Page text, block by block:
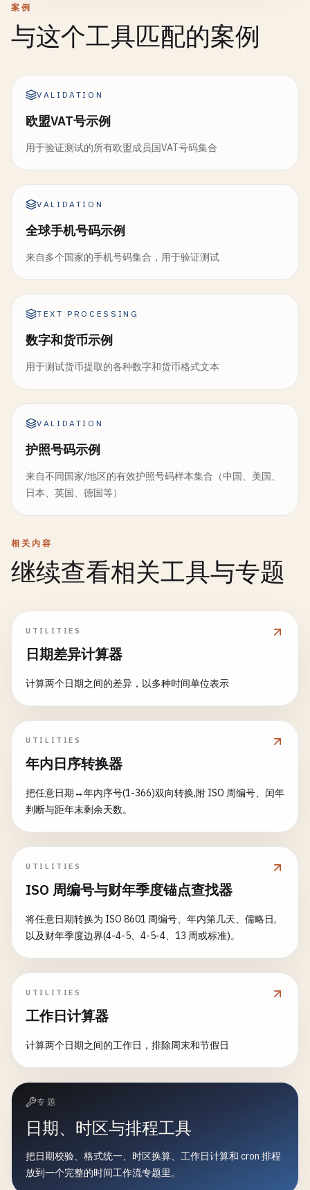
案例
与这个工具匹配的案例
VALIDATION
欧盟VAT号示例
用于验证测试的所有欧盟成员国VAT号码集合
VALIDATION
全球手机号码示例
来自多个国家的手机号码集合，用于验证测试
TEXT PROCESSING
数字和货币示例
用于测试货币提取的各种数字和货币格式文本
VALIDATION
护照号码示例
来自不同国家/地区的有效护照号码样本集合（中国、美国、
日本、英国、德国等）
相关内容
继续查看相关工具与专题
UTILITIES
日期差异计算器
计算两个日期之间的差异，以多种时间单位表示
UTILITIES
年内日序转换器
把任意日期↔年内序号(1-366)双向转换,附 ISO 周编号、闰年
判断与距年末剩余天数。
UTILITIES
ISO 周编号与财年季度锚点查找器
将任意日期转换为 ISO 8601 周编号、年内第几天、儒略日,
以及财年季度边界(4-4-5、4-5-4、13 周或标准)。
UTILITIES
工作日计算器
计算两个日期之间的工作日，排除周末和节假日
专题
日期、时区与排程工具
把日期校验、格式统一、时区换算、工作日计算和 cron 排程
放到一个完整的时间工作流专题里。